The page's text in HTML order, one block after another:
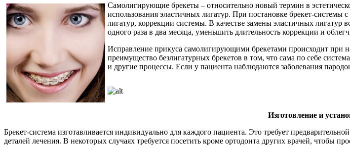
Самолигирующие брекеты – относительно новый термин в
использования эластичных лигатур. При постановке брекет-системы
лигатур, коррекции системы. В качестве замены эластичных лигатур
одного раза в два месяца, уменьшить длительность коррекции и
Исправление прикуса самолигирующими брекетами происходит при
преимущество безлигатурных брекетов в том, что сама по себе
и другие процессы. Если у пациента наблюдаются заболевания
Изготовление и
Брекет-система изготавливается индивидуально для каждого пациента. Это требует
деталей лечения. В некоторых случаях требуется посетить кроме ортодонта других врачей, чтобы